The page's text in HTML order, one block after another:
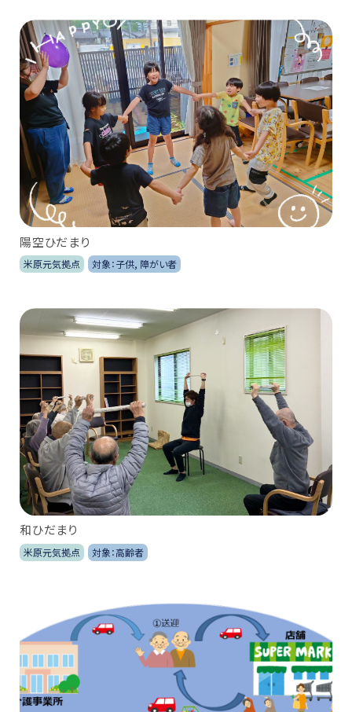
陽空ひだまり
米原元気拠点 対象：子供, 障がい者
和ひだまり
米原元気拠点 対象：高齢者